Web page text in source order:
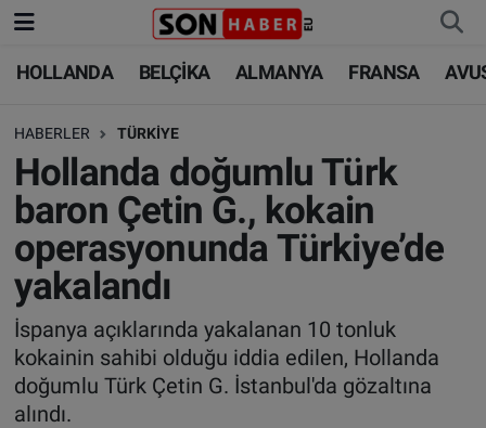
HOLLANDA BELÇİKA ALMANYA FRANSA
HABERLER TÜRKİYE
Hollanda doğumlu Türk
baron Çetin G., kokain
operasyonunda Türkiye’de
yakalandı
İspanya açıklarında yakalanan 10 tonluk
kokainin sahibi olduğu iddia edilen, Hollanda
doğumlu Türk Çetin G. İstanbul'da gözaltına
alındı.
HOLLANDA
BELÇİKA
ALMANYA
FRANSA
AVUSTURYA
SAĞLIK - YAŞAM
BİLİM-TEKNOLOJİ
HOLLANDA
BELÇİKA
ALMANYA
TÜRKİYE
DÜNYA
BİLİM-TEKNOLOJİ
SAĞLIK
Nöbetçi Eczaneler
Hava Durumu
Trafik Durumu
Süper Lig Puan Durumu ve Fikstür
Tüm Manşetler
Son Dakika Haberleri
Haber Arşivi